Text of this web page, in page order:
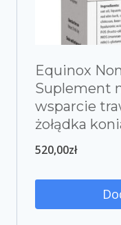
Equinox
Suplement
wsparcie
żołądka
520,00zł